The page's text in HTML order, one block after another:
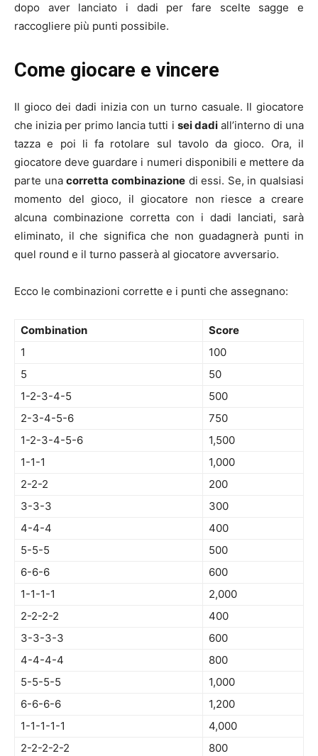
dopo aver lanciato i dadi per fare scelte sagge e
raccogliere più punti possibile.
Come giocare e vincere
Il gioco dei dadi inizia con un turno casuale. Il giocatore
che inizia per primo lancia tutti i sei dadiall’interno di una
tazza e poi li fa rotolare sul tavolo da gioco. Ora, il
giocatore deve guardare i numeri disponibili e mettere da
parte unacorretta combinazionedi essi. Se, in qualsiasi
momento del gioco, il giocatore non riesce a creare
alcuna combinazione corretta con i dadi lanciati, sarà
eliminato, il che significa che non guadagnerà punti in
quel round e il turno passerà al giocatore avversario.
Ecco le combinazioni corrette e i punti che assegnano:
Combination
Score
1
100
5
50
1-2-3-4-5
500
2-3-4-5-6
750
1-2-3-4-5-6
1,500
1-1-1
1,000
2-2-2
200
3-3-3
300
4-4-4
400
5-5-5
500
6-6-6
600
1-1-1-1
2,000
2-2-2-2
400
3-3-3-3
600
4-4-4-4
800
5-5-5-5
1,000
6-6-6-6
1,200
1-1-1-1-1
4,000
2-2-2-2-2
800